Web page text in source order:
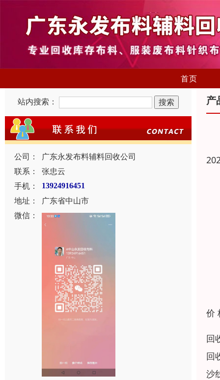
首页
站内搜索：
公司：
广东永发布料辅料回收公司
联系：
张忠云
手机：
13924916451
地址：
广东省中山市
微信：
产
价
回
回
沙